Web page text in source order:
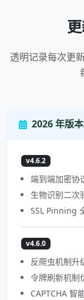
透明记录每次更
2026 年版
v4.6.2
端到端加密协
生物识别二次
SSL Pinning
v4.6.0
反爬虫机制升
令牌刷新机制
CAPTCHA 智